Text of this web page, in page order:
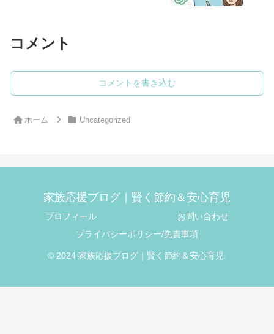
コメント
コメントを書き込む
ホーム Uncategorized
家族応援ブログ｜賢く節約＆安心育児
プロフィール
お問い合わせ
プライバシーポリシー/免責事項
© 2024 家族応援ブログ｜賢く節約＆安心育児.